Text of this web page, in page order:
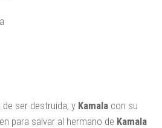
ser destruida, y Kamala con su
para salvar al hermano de Kamala